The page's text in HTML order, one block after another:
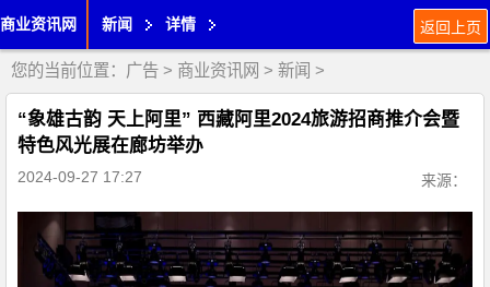
商业资讯网 新闻 详情 返回上页
您的当前位置： 广告 > 商业资讯网 > 新闻 >
“象雄古韵 天上阿里” 西藏阿里2024旅游招商推介会暨
特色风光展在廊坊举办
2024-09-27 17:27 来源：